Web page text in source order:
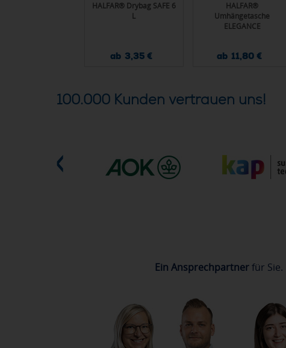
HALFAR® Drybag SAFE 6
L
ab 3,35 €
HALFAR®
Umhängetasche
ELEGANCE
ab 11,80 €
100.000 Kunden vertrauen uns!
Ein Ansprechpartnerfür Sie.